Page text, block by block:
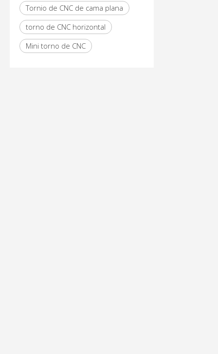
Tornio de CNC de cama plana
torno de CNC horizontal
Mini torno de CNC